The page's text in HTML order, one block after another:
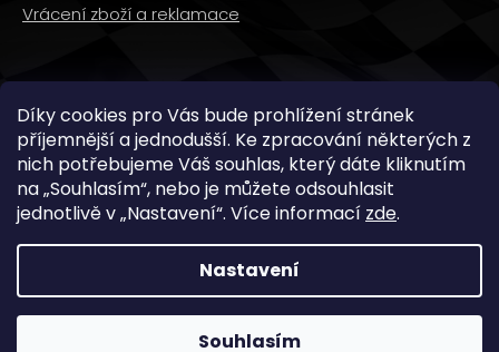
Díky cookies pro Vás bude prohlížení stránek
příjemnější a jednodušší. Ke zpracování některých z
nich potřebujeme Váš souhlas, který dáte kliknutím
na „Souhlasím“, nebo je můžete odsouhlasit
jednotlivě v „Nastavení“. Více informací zde.
Nastavení
Souhlasím
Vrácení zboží a reklamace
SLEDUJTE NÁS
Copyright 2026WMX STORE. Všechna práva
vyhrazena.